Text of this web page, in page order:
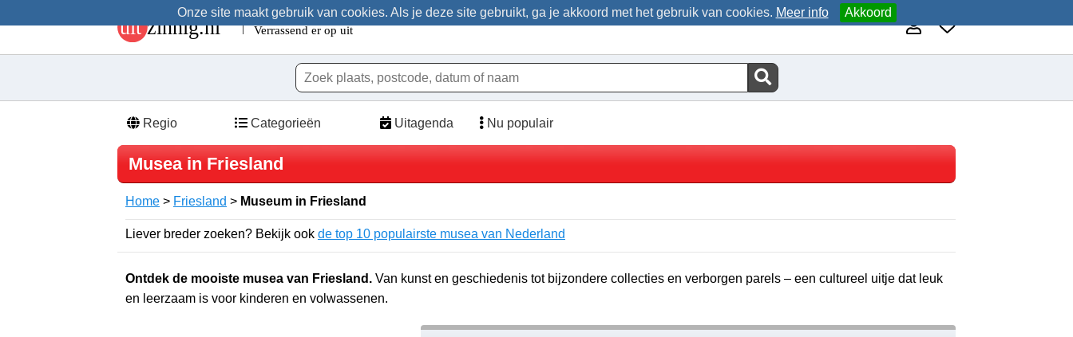
Onze site maakt gebruik van cookies. Als je deze site gebruikt, ga je akkoord met het gebruik van cookies. Meer info Akkoord
Regio Categorieën Uitagenda Nu populair
Musea in Friesland
Home > Friesland > Museum in Friesland
Liever breder zoeken? Bekijk ook de top 10 populairste musea van Nederland
Ontdek de mooiste musea van Friesland. Van kunst en geschiedenis tot bijzondere collecties en verborgen parels – een cultureel uitje dat leuk
en leerzaam is voor kinderen en volwassenen.